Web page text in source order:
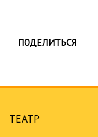
ПОДЕЛИТЬСЯ
ТЕАТР